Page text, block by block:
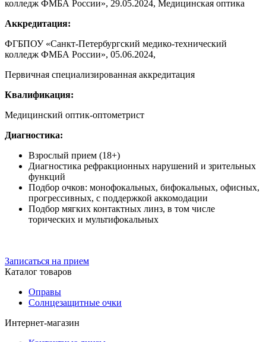
колледж ФМБА России», 29.05.2024, Медицинская оптика
Аккредитация:
ФГБПОУ «Санкт-Петербургский медико-технический
колледж ФМБА России», 05.06.2024,
Первичная специализированная аккредитация
Квалификация:
Медицинский оптик-оптометрист
Диагностика:
Взрослый прием (18+)
Диагностика рефракционных нарушений и зрительных
функций
Подбор очков: монофокальных, бифокальных, офисных,
прогрессивных, с поддержкой аккомодации
Подбор мягких контактных линз, в том числе
торических и мультифокальных
Записаться на прием
Каталог товаров
Оправы
Солнцезащитные очки
Интернет-магазин